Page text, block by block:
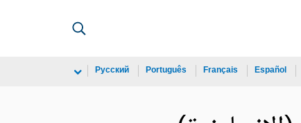
Español
Français
Português
Русский